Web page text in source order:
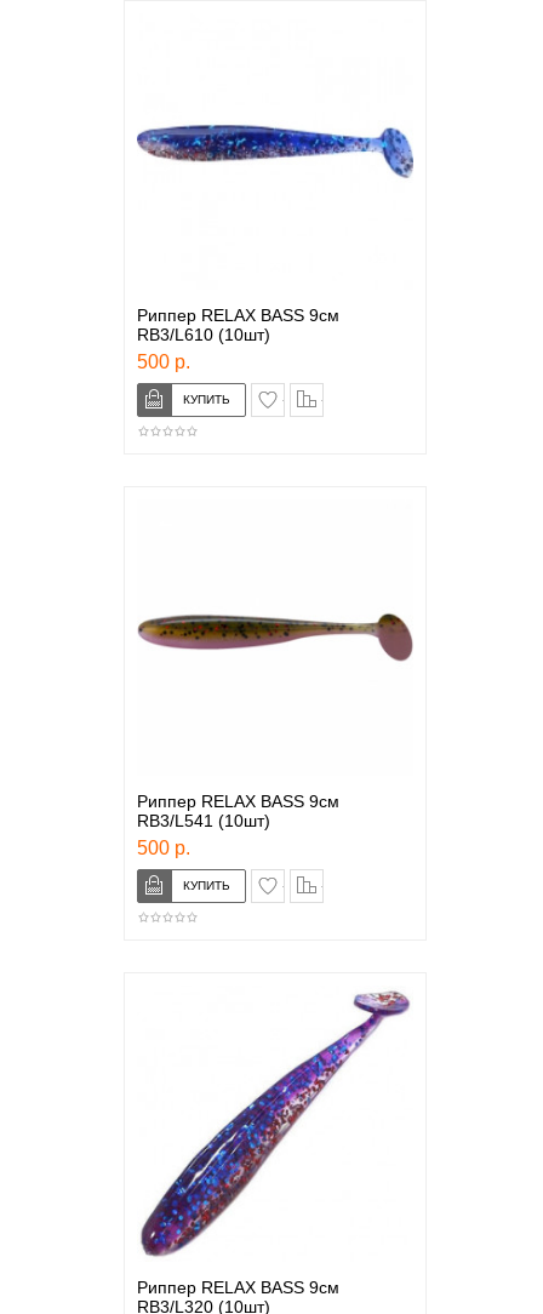
Риппер RELAX BASS 9см
RB3/L610 (10шт)
500 р.
в закладки
Риппер RELAX BASS 9см
RB3/L541 (10шт)
500 р.
в закладки
Риппер RELAX BASS 9см
RB3/L320 (10шт)